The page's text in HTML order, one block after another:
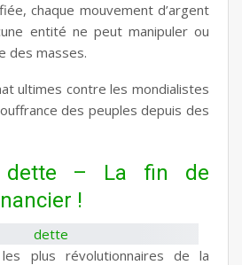
chaque mouvement d’argent
entité ne peut manipuler ou
des masses.
ultimes contre les mondialistes
des peuples depuis des
dette – La fin de
!
plus révolutionnaires de la